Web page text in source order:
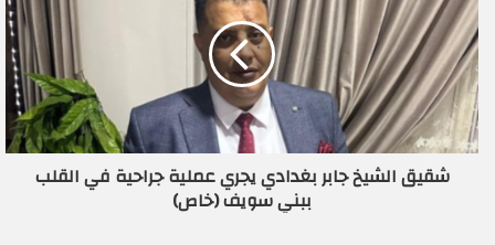
شقيق الشيخ جابر بغدادي يجري عملية جراحية في القلب
ببني سويف (خاص)